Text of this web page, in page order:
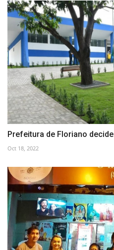
Prefeitura de Floriano
Oct 18, 2022